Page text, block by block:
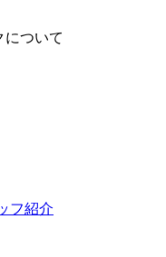
について
フ紹介